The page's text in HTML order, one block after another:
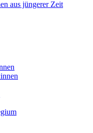
aus jüngerer Zeit